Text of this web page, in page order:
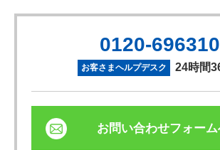
0120-696310
お客さまヘルプデスク 24時間
お問い合わせフォーム